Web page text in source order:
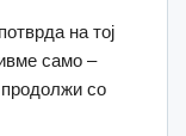
на тој
само –
продолжи со